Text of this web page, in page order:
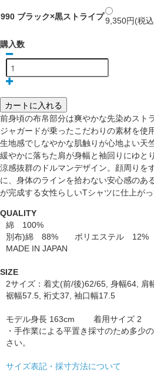
990 ブラック×黒ストライプ9,350円(税
購入数
カートに入れる
前身頃の布帛部分は爽やかな先染めスト
ジャガードが乗ったこだわりの素材を使
生地感でしなやかな肌触りが心地よい天
緩やかに落ちた肩が身幅と袖回りにゆと
涼感抜群のドルマンデザイン。顔周りを
に、身体のラインを拾わない安心感のあ
が完成する女性らしいTシャツに仕上がっ
QUALITY
綿 100%
別布)綿 88% ポリエステル 12%
MADE IN JAPAN
SIZE
2サイズ：着丈(前/後)62/65, 身幅64, 肩
裾幅57.5, 裄丈37, 袖口幅17.5
モデル身長 163cm 着用サイズ 2
・手作業による平置き採寸のため多少
さい。
サイズ表記・採寸方法について